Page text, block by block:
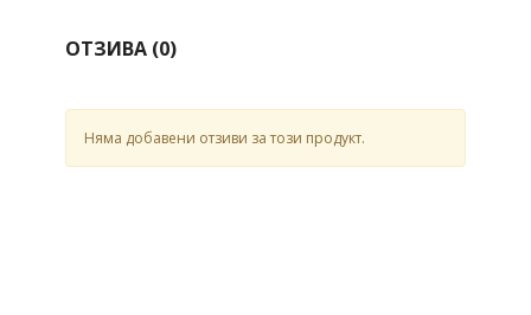
ОТЗИВА (0)
Няма добавени отзиви за този продукт.